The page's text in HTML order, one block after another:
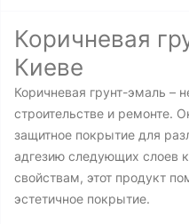
Коричневая
Киеве
Коричневая грунт-эмаль –
строительстве и ремонте.
защитное покрытие для
адгезию следующих слоев
свойствам, этот продукт
эстетичное покрытие.